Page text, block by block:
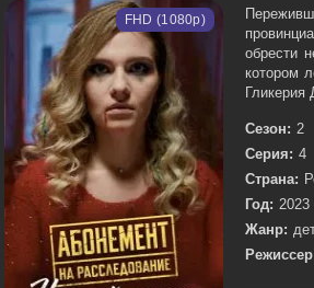
FHD (1080p)
обрести
котором
Гликерия
Сезон: 2
Серия: 4
Страна:
Год: 2023
Жанр: